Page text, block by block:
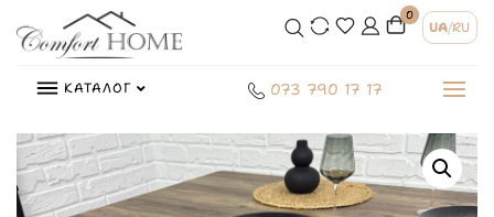
0
UA/RU
КАТАЛОГ 073 790 17 17